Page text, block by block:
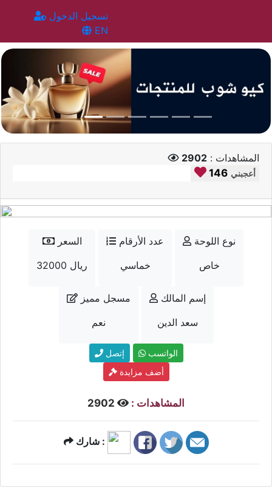
تسجيل الدخول
EN
المشاهدات : 2902
146 أعجبني
السعر
32000 ريال
عدد الأرقام
خماسي
نوع اللوحة
خاص
مسجل مميز
نعم
إسم المالك
سعد الدين
إتصل
الواتسب
أضف مزايدة
المشاهدات :
شارك :